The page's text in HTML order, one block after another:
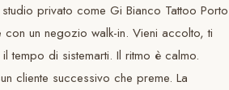
privato come Gi Bianco Tattoo Porto
un negozio walk-in. Vieni accolto, ti
tempo di sistemarti. Il ritmo è calmo.
cliente successivo che preme. La